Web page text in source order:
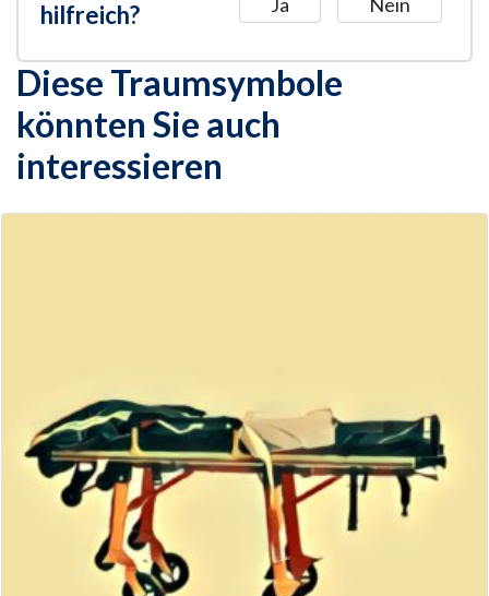
hilfreich?
Diese Traumsymbole
könnten Sie auch
interessieren